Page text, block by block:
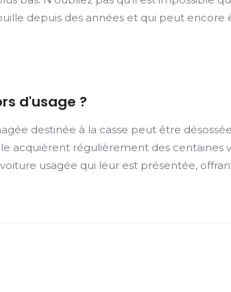
depuis des années et qui peut encore
d'usage ?
destinée à la casse peut être
acquièrent régulièrement des centaines
usagée qui leur est présentée,